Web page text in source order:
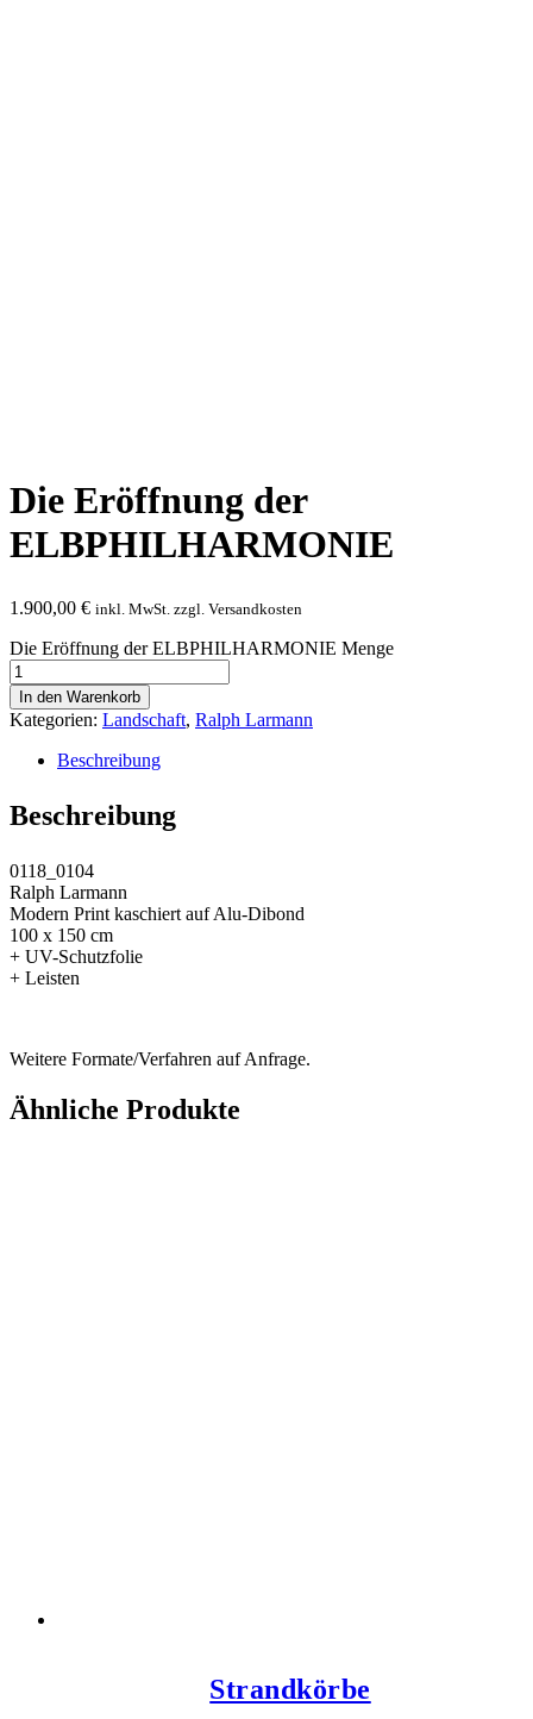
Die Eröffnung der
ELBPHILHARMONIE
1.900,00 € inkl. MwSt. zzgl. Versandkosten
Die Eröffnung der ELBPHILHARMONIE Menge
In den Warenkorb
Kategorien: Landschaft, Ralph Larmann
Beschreibung
Beschreibung
0118_0104
Ralph Larmann
Modern Print kaschiert auf Alu-Dibond
100 x 150 cm
+ UV-Schutzfolie
+ Leisten
Weitere Formate/Verfahren auf Anfrage.
Ähnliche Produkte
Strandkörbe